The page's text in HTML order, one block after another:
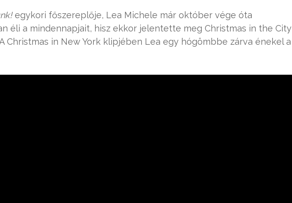
egykori főszereplője, Lea Michele már október vége óta
éli a mindennapjait, hisz ekkor jelentette meg Christmas in the City
Christmas in New York klipjében Lea egy hógömbbe zárva énekel a